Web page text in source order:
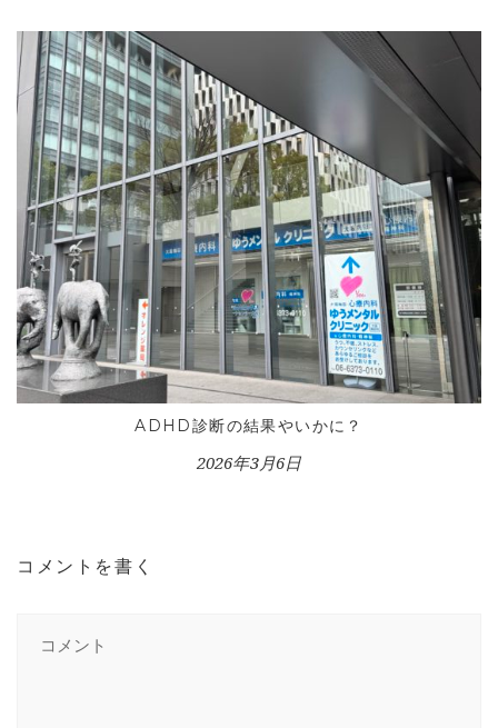
HOME
INFORMATION
VOICE GALLERY
WORKS
BLOG
LESSON
CONTACT
ADHD診断の結果やいかに？
2026年3月6日
コメントを書く